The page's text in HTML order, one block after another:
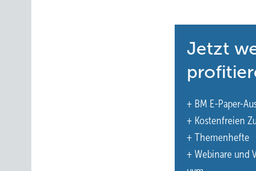
Jetzt
+ BM E-Paper-
+ Kostenfreien
+ Themenhefte
+ Webinare und